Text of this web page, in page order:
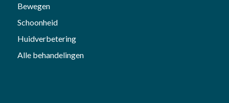
Bewegen
Schoonheid
Huidverbetering
Alle behandelingen